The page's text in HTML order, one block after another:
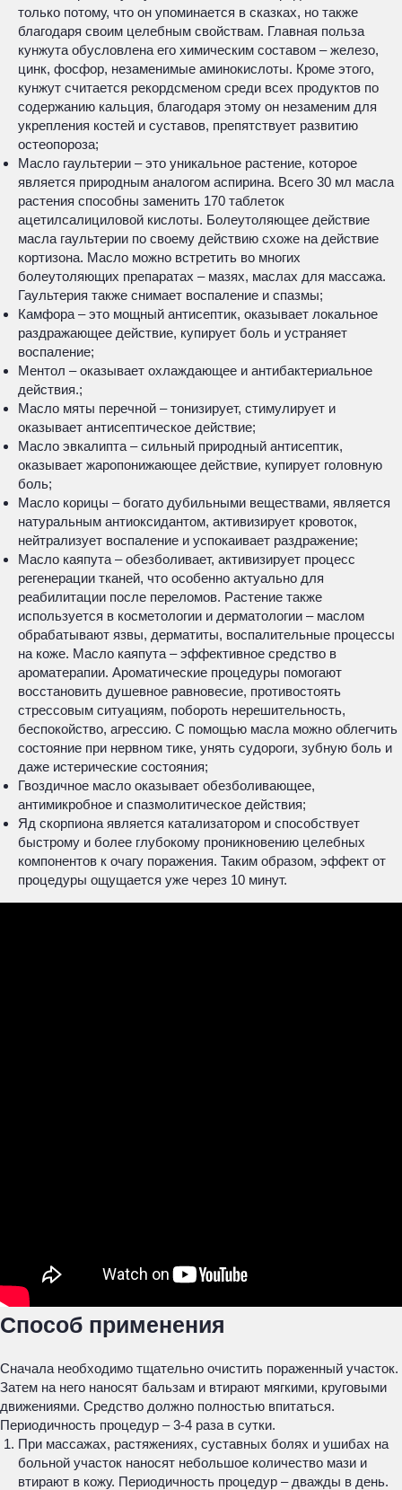
только потому, что он упоминается в сказках, но также
благодаря своим целебным свойствам. Главная польза
кунжута обусловлена его химическим составом – железо,
цинк, фосфор, незаменимые аминокислоты. Кроме этого,
кунжут считается рекордсменом среди всех продуктов по
содержанию кальция, благодаря этому он незаменим для
укрепления костей и суставов, препятствует развитию
остеопороза;
Масло гаультерии – это уникальное растение, которое
является природным аналогом аспирина. Всего 30 мл масла
растения способны заменить 170 таблеток
ацетилсалициловой кислоты. Болеутоляющее действие
масла гаультерии по своему действию схоже на действие
кортизона. Масло можно встретить во многих
болеутоляющих препаратах – мазях, маслах для массажа.
Гаультерия также снимает воспаление и спазмы;
Камфора – это мощный антисептик, оказывает локальное
раздражающее действие, купирует боль и устраняет
воспаление;
Ментол – оказывает охлаждающее и антибактериальное
действия.;
Масло мяты перечной – тонизирует, стимулирует и
оказывает антисептическое действие;
Масло эвкалипта – сильный природный антисептик,
оказывает жаропонижающее действие, купирует головную
боль;
Масло корицы – богато дубильными веществами, является
натуральным антиоксидантом, активизирует кровоток,
нейтрализует воспаление и успокаивает раздражение;
Масло каяпута – обезболивает, активизирует процесс
регенерации тканей, что особенно актуально для
реабилитации после переломов. Растение также
используется в косметологии и дерматологии – маслом
обрабатывают язвы, дерматиты, воспалительные процессы
на коже. Масло каяпута – эффективное средство в
ароматерапии. Ароматические процедуры помогают
восстановить душевное равновесие, противостоять
стрессовым ситуациям, побороть нерешительность,
беспокойство, агрессию. С помощью масла можно облегчить
состояние при нервном тике, унять судороги, зубную боль и
даже истерические состояния;
Гвоздичное масло оказывает обезболивающее,
антимикробное и спазмолитическое действия;
Яд скорпиона является катализатором и способствует
быстрому и более глубокому проникновению целебных
компонентов к очагу поражения. Таким образом, эффект от
процедуры ощущается уже через 10 минут.
Способ применения
Сначала необходимо тщательно очистить пораженный участок.
Затем на него наносят бальзам и втирают мягкими, круговыми
движениями. Средство должно полностью впитаться.
Периодичность процедур – 3-4 раза в сутки.
При массажах, растяжениях, суставных болях и ушибах на
больной участок наносят небольшое количество мази и
втирают в кожу. Периодичность процедур – дважды в день.